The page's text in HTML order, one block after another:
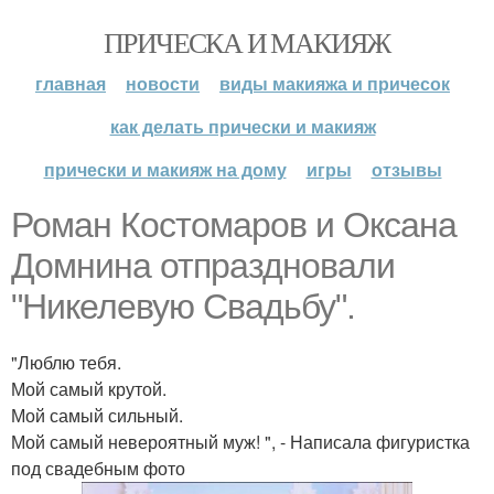
ПРИЧЕСКА И МАКИЯЖ
главная новости
виды макияжа и причесок
как делать прически и макияж
прически и макияж на дому
игры отзывы
Роман Костомаров и Оксана
Домнина отпраздновали
"Никелевую Свадьбу".
"Люблю тебя.
Мой самый крутой.
Мой самый сильный.
Мой самый невероятный муж! ", - Написала фигуристка
под свадебным фото